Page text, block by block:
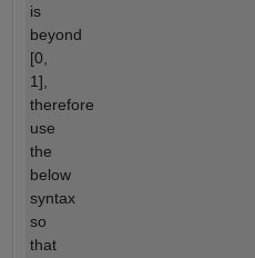
is
beyond
[0,
1],
therefore
use
the
below
syntax
so
that